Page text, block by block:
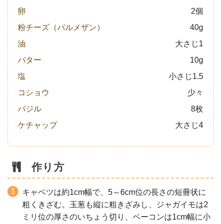
卵
2個
粉チーズ（パルメザン）
40g
油
大さじ1
バター
10g
塩
小さじ1.5
コショウ
少々
バジル
8枚
ケチャップ
大さじ4
作り方
キャベツは約1cm幅で、5～6cm位の長さの短冊状に
粗くきざむ。玉葱も縦に粗きざみし、ジャガイモは2
ミリ位の厚さのいちょう切り、ベーコンは1cm幅に小